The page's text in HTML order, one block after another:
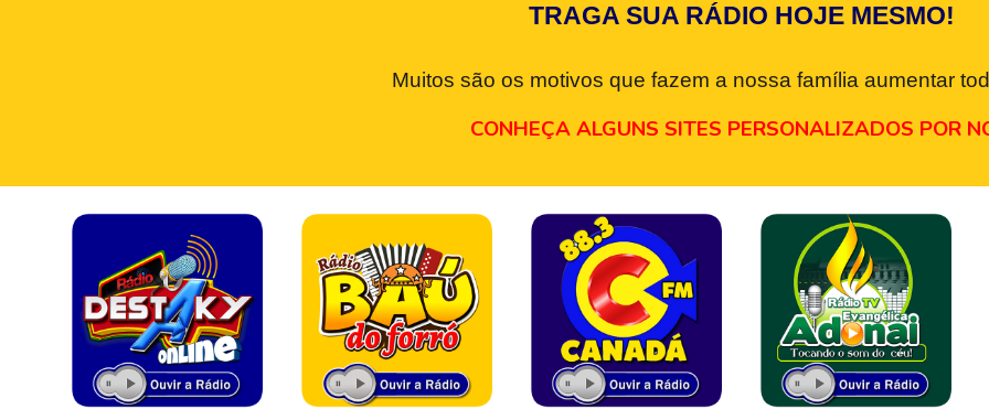
TRAGA SUA RÁDIO HOJE MESMO!
Muitos são os motivos que fazem a nossa família aumentar
CONHEÇA ALGUNS SITES PERSONALIZADOS POR